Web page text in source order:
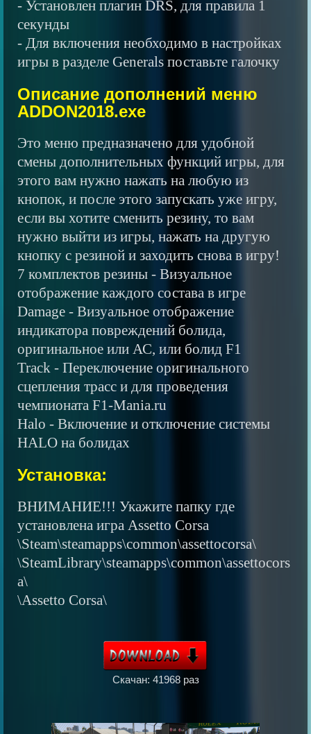
- Установлен плагин DRS, для правила 1
секунды
- Для включения необходимо в настройках
игры в разделе Generals поставьте галочку
Описание дополнений меню
ADDON2018.exe
Это меню предназначено для удобной
смены дополнительных функций игры, для
этого вам нужно нажать на любую из
кнопок, и после этого запускать уже игру,
если вы хотите сменить резину, то вам
нужно выйти из игры, нажать на другую
кнопку с резиной и заходить снова в игру!
7 комплектов резины - Визуальное
отображение каждого состава в игре
Damage - Визуальное отображение
индикатора повреждений болида,
оригинальное или АС, или болид F1
Track - Переключение оригинального
сцепления трасс и для проведения
чемпионата F1-Mania.ru
Halo - Включение и отключение системы
HALO на болидах
Установка:
ВНИМАНИЕ!!! Укажите папку где
установлена игра Assetto Corsa
\Steam\steamapps\common\assettocorsa\
\SteamLibrary\steamapps\common\assettocors
a\
\Assetto Corsa\
Скачан: 41968 раз